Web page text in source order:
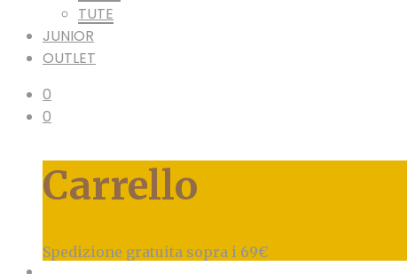
TUTE
JUNIOR
OUTLET
0
0
Carrello
Spedizione gratuita sopra i 69€